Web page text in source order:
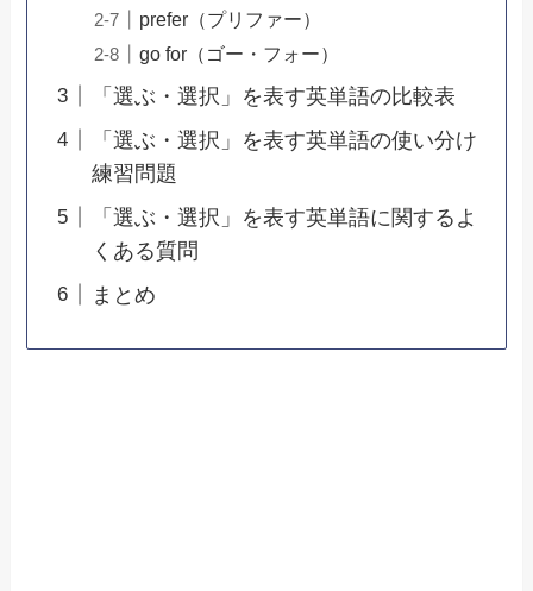
prefer（プリファー）
go for（ゴー・フォー）
「選ぶ・選択」を表す英単語の比較表
「選ぶ・選択」を表す英単語の使い分け
練習問題
「選ぶ・選択」を表す英単語に関するよ
くある質問
まとめ